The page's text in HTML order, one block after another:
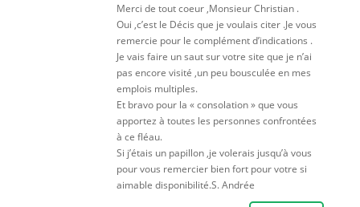
Merci de tout coeur ,Monsieur Christian .
Oui ,c’est le Décis que je voulais citer .Je vous
remercie pour le complément d’indications .
Je vais faire un saut sur votre site que je n’ai
pas encore visité ,un peu bousculée en mes
emplois multiples.
Et bravo pour la « consolation » que vous
apportez à toutes les personnes confrontées
à ce fléau.
Si j’étais un papillon ,je volerais jusqu’à vous
pour vous remercier bien fort pour votre si
aimable disponibilité.S. Andrée